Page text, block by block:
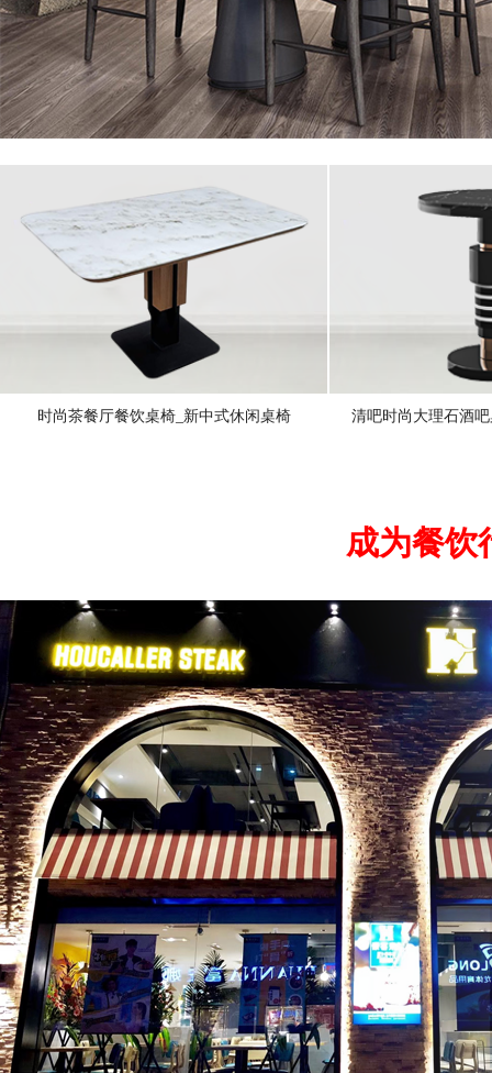
时尚茶餐厅餐饮桌椅_新中式休闲桌椅 清吧时尚大理石酒
成为餐饮